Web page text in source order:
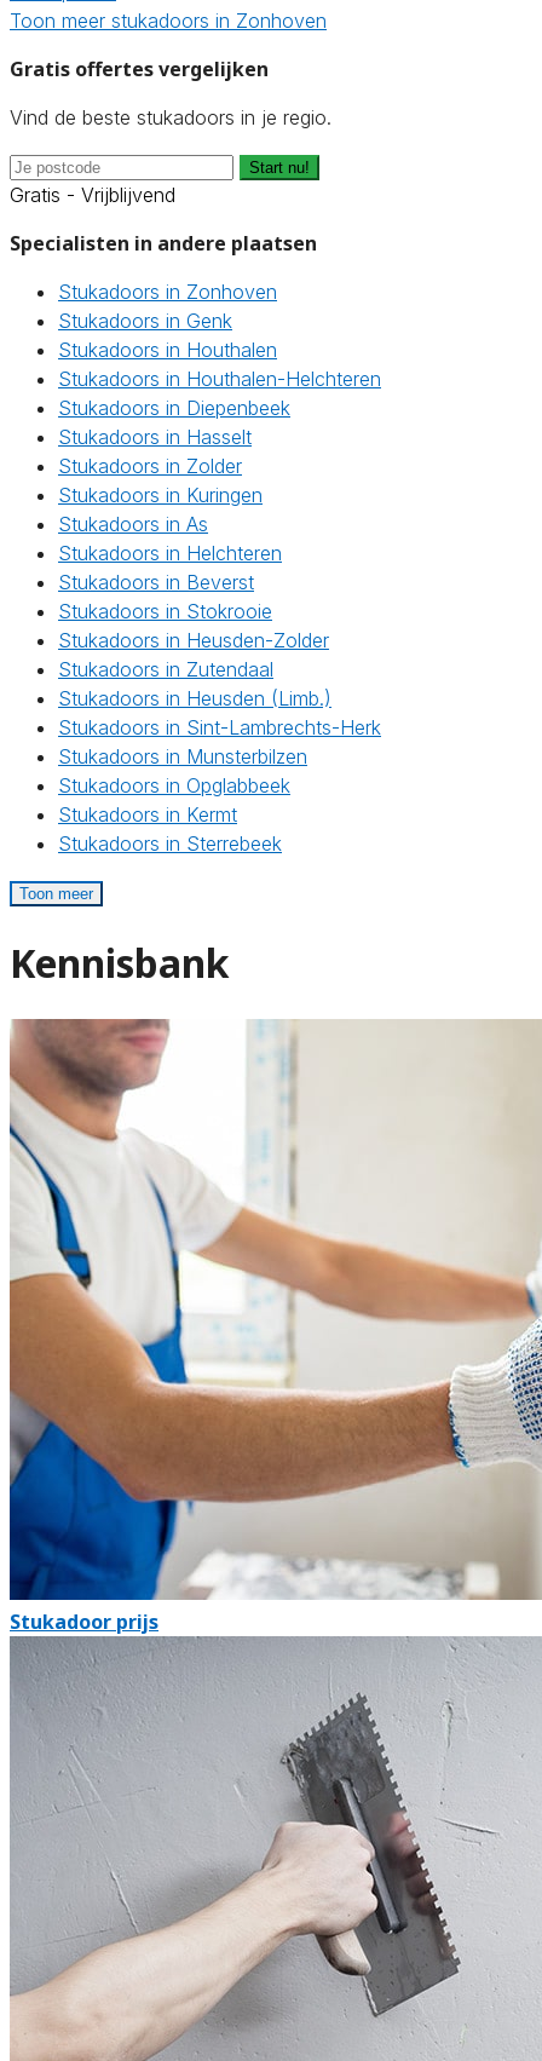
Toon meer stukadoors in Zonhoven
Gratis offertes vergelijken
Vind de beste stukadoors in je regio.
Start nu!
Gratis - Vrijblijvend
Specialisten in andere plaatsen
Stukadoors in Zonhoven
Stukadoors in Genk
Stukadoors in Houthalen
Stukadoors in Houthalen-Helchteren
Stukadoors in Diepenbeek
Stukadoors in Hasselt
Stukadoors in Zolder
Stukadoors in Kuringen
Stukadoors in As
Stukadoors in Helchteren
Stukadoors in Beverst
Stukadoors in Stokrooie
Stukadoors in Heusden-Zolder
Stukadoors in Zutendaal
Stukadoors in Heusden (Limb.)
Stukadoors in Sint-Lambrechts-Herk
Stukadoors in Munsterbilzen
Stukadoors in Opglabbeek
Stukadoors in Kermt
Stukadoors in Sterrebeek
Toon meer
Kennisbank
Stukadoor prijs